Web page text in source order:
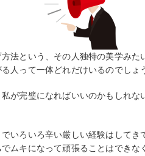
法という、その人独特の美学み
人って一体どれだけいるのでしょ
が完璧になればいいのかもしれ
いろいろ辛い厳しい経験はして
ムキになって頑張ることはできな